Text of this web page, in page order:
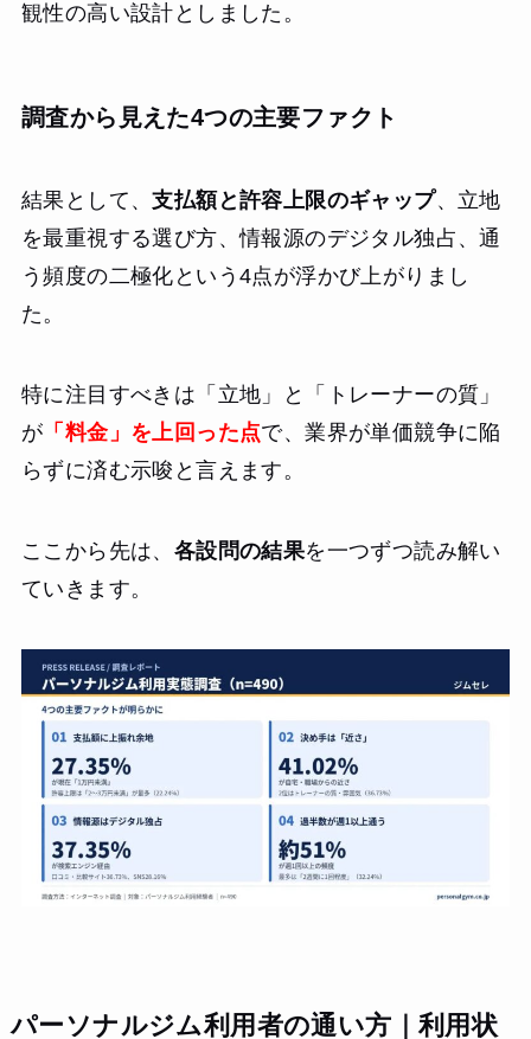
観性の高い設計としました。
調査から見えた4つの主要ファクト
結果として、支払額と許容上限のギャップ、立地
を最重視する選び方、情報源のデジタル独占、通
う頻度の二極化という4点が浮かび上がりまし
た。
特に注目すべきは「立地」と「トレーナーの質」
が 「料金」を上回った点で、業界が単価競争に陥
らずに済む示唆と言えます。
ここから先は、 各設問の結果を一つずつ読み解い
ていきます。
パーソナルジム利用者の通い方｜利用状